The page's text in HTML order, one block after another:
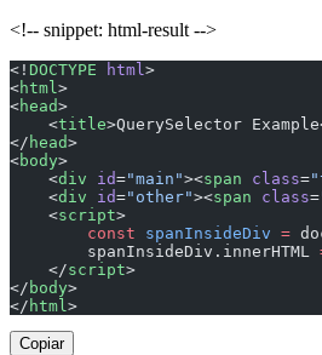
<!-- snippet: html-result -->
<! DOCTYPE html >
<html >
<head>
    <
title>QuerySelector
</ head>
<body>
    <
div id="main"><span class=
    <
div id="other"><span class=
    <
script>
        const
spanInsideDiv =
        spanInsideDiv.innerHTML
    </
script>
</ body>
</ html >
Copiar